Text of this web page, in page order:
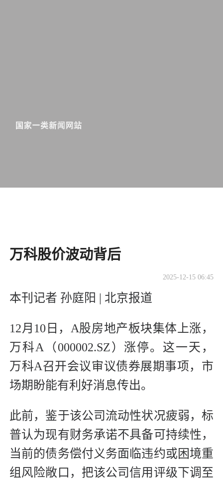
​万科股价波动背后
2025-12-15 06:45
本刊记者 孙庭阳 | 北京报道
12月10日，A股房地产板块集体上涨，
万科A（000002.SZ）涨停。这一天，
万科A召开会议审议债券展期事项，市
场期盼能有利好消息传出。
此前，鉴于该公司流动性状况疲弱，标
普认为现有财务承诺不具备可持续性，
当前的债务偿付义务面临违约或困境重
组风险敞口，把该公司信用评级下调至